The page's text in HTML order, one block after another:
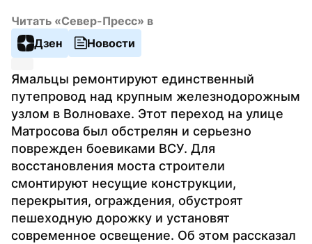
Читать «Север-Пресс» в
Дзен
Новости
Ямальцы ремонтируют единственный
путепровод над крупным железнодорожным
узлом в Волновахе. Этот переход на улице
Матросова был обстрелян и серьезно
поврежден боевиками ВСУ. Для
восстановления моста строители
смонтируют несущие конструкции,
перекрытия, ограждения, обустроят
пешеходную дорожку и установят
современное освещение. Об этом рассказал